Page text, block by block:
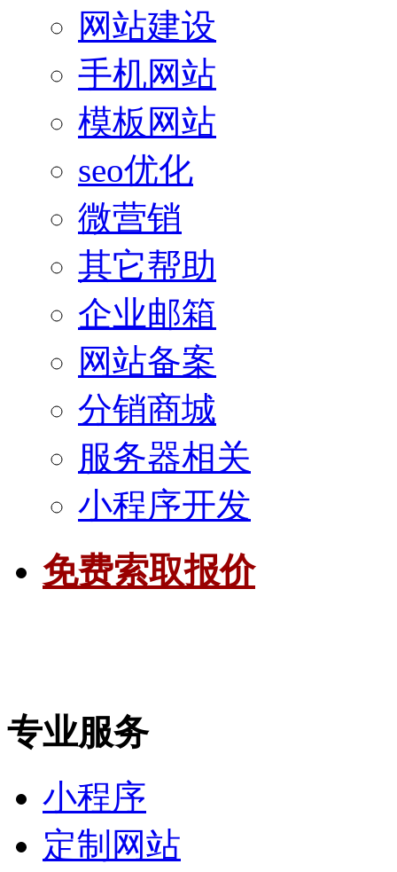
网站建设
手机网站
模板网站
seo优化
微营销
其它帮助
企业邮箱
网站备案
分销商城
服务器相关
小程序开发
免费索取报价
专业服务
小程序
定制网站